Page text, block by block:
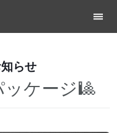
らせ
ケージ🎱